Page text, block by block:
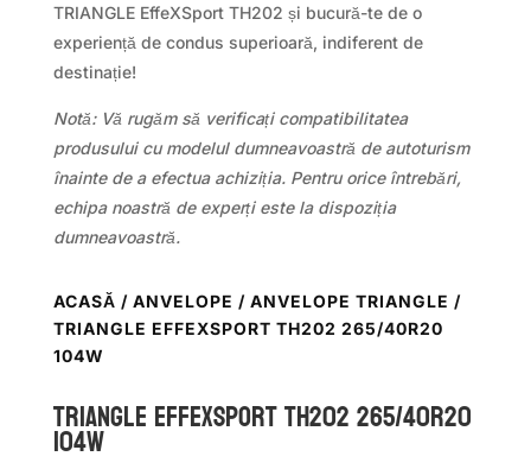
TRIANGLE EffeXSport TH202 și bucură-te de o
experiență de condus superioară, indiferent de
destinație!
Notă: Vă rugăm să verificați compatibilitatea
produsului cu modelul dumneavoastră de autoturism
înainte de a efectua achiziția. Pentru orice întrebări,
echipa noastră de experți este la dispoziția
dumneavoastră.
ACASĂ / ANVELOPE / ANVELOPE TRIANGLE /
TRIANGLE EFFEXSPORT TH202 265/40R20
104W
TRIANGLE EFFEXSPORT TH202 265/40R20
104W